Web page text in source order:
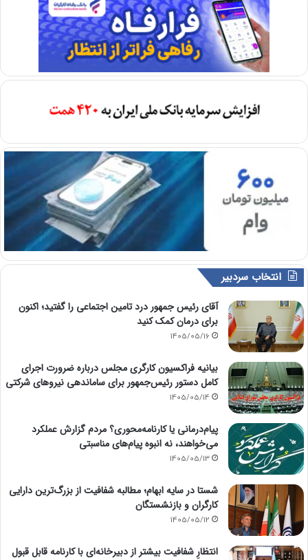
انتخاب سردبیر
آقای رئیس جمهور درد تامین اجتماعی را گفتید؛ اکنون
برای درمان کمک کنید
1405/05/16
بیانیه فراکسیون کارگری مجلس درباره ضرورت اجرای
کامل دستور رئیس‌جمهور برای ساماندهی نیروهای شرکتی
1405/05/14
پیام‌درمانی یا کارنامه‌محوری؟ مردم گزارش عملکرد
می‌خواهند، نه انبوه پیام‌های مناسبتی
1405/05/13
شستا در سایه ابهام؛ مطالبه شفافیت از بزرگ‌ترین دارایی
کارگران و بازنشستگان
1405/05/12
انتظارِ شفافیت بیشتر از دبیرخانه‌ای با کارنامه قابل قبول